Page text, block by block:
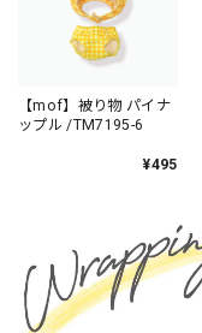
【mof】被り物 パイナ
ップル /TM7195-6
¥495